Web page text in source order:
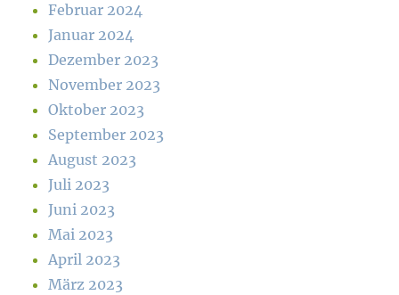
Februar 2024
Januar 2024
Dezember 2023
November 2023
Oktober 2023
September 2023
August 2023
Juli 2023
Juni 2023
Mai 2023
April 2023
März 2023